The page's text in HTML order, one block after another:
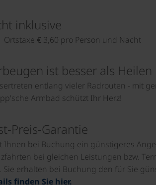
inklusive
Ortstaxe € 3,60 pro Person und Nacht
ist besser als Heilen
entlang vieler Radrouten - mit
Armbad schützt Ihr Herz!
Preis-Garantie
Ihnen bei Buchung ein günstigeres
bei gleichen Leistungen bzw.
Sie erhalten bei Buchung den für Sie
finden Sie hier.